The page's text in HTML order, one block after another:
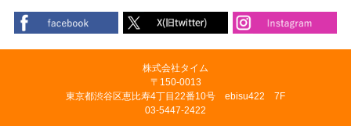
株式会社タイム
〒150-0013
東京都渋谷区恵比寿4丁目22番10号 ebisu422 7F
03-5447-2422